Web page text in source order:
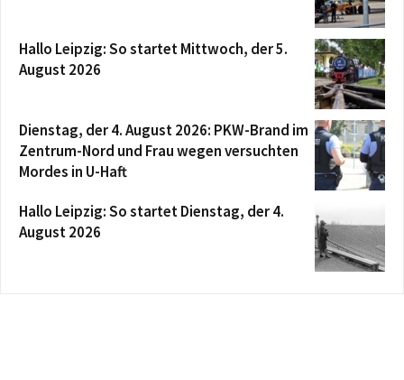
Hallo Leipzig: So startet Mittwoch, der 5.
August 2026
Dienstag, der 4. August 2026: PKW-Brand im
Zentrum-Nord und Frau wegen versuchten
Mordes in U-Haft
Hallo Leipzig: So startet Dienstag, der 4.
August 2026